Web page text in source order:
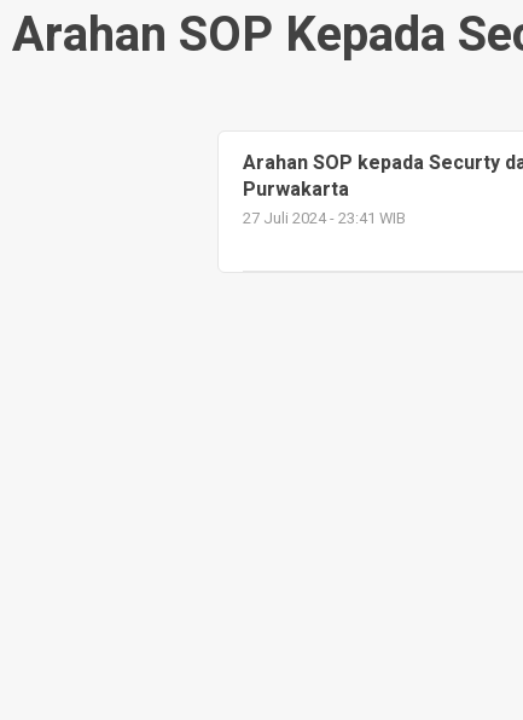
Arahan SOP Kepada
Arahan SOP kepada Securty
Purwakarta
27 Juli 2024 - 23:41 WIB